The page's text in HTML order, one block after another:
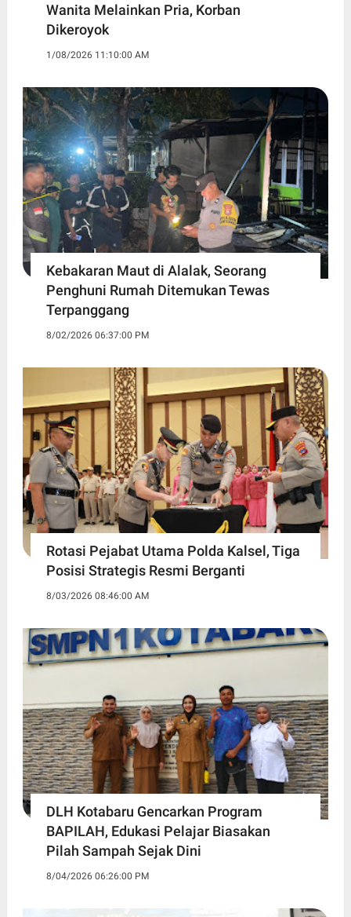
Wanita Melainkan Pria, Korban
Dikeroyok
1/08/2026 11:10:00 AM
Kebakaran Maut di Alalak, Seorang
Penghuni Rumah Ditemukan Tewas
Terpanggang
8/02/2026 06:37:00 PM
Rotasi Pejabat Utama Polda Kalsel, Tiga
Posisi Strategis Resmi Berganti
8/03/2026 08:46:00 AM
DLH Kotabaru Gencarkan Program
BAPILAH, Edukasi Pelajar Biasakan
Pilah Sampah Sejak Dini
8/04/2026 06:26:00 PM